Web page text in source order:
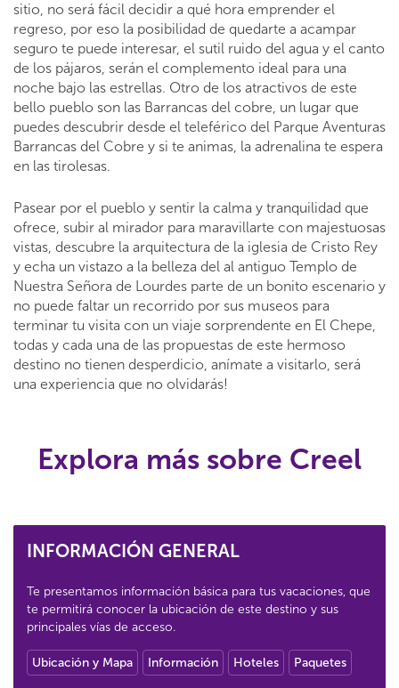
sitio, no será fácil decidir a qué hora emprender el
regreso, por eso la posibilidad de quedarte a acampar
seguro te puede interesar, el sutil ruido del agua y el canto
de los pájaros, serán el complemento ideal para una
noche bajo las estrellas. Otro de los atractivos de este
bello pueblo son las Barrancas del cobre, un lugar que
puedes descubrir desde el teleférico del Parque Aventuras
Barrancas del Cobre y si te animas, la adrenalina te espera
en las tirolesas.
Pasear por el pueblo y sentir la calma y tranquilidad que
ofrece, subir al mirador para maravillarte con majestuosas
vistas, descubre la arquitectura de la iglesia de Cristo Rey
y echa un vistazo a la belleza del al antiguo Templo de
Nuestra Señora de Lourdes parte de un bonito escenario y
no puede faltar un recorrido por sus museos para
terminar tu visita con un viaje sorprendente en El Chepe,
todas y cada una de las propuestas de este hermoso
destino no tienen desperdicio, anímate a visitarlo, será
una experiencia que no olvidarás!
Explora más sobre Creel
INFORMACIÓN GENERAL
Te presentamos información básica para tus vacaciones, que
te permitirá conocer la ubicación de este destino y sus
principales vías de acceso.
Ubicación y Mapa Información Hoteles Paquetes